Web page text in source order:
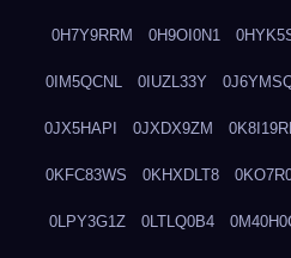
0H7Y9RRM 0H9OI0N1
0IM5QCNL 0IUZL33Y
0JX5HAPI 0JXDX9ZM
0KFC83WS 0KHXDLT8
0LPY3G1Z 0LTLQ0B4